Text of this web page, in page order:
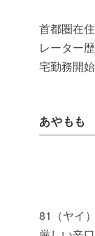
首都圏在
レーター
宅勤務開始
あやもも
81（ヤイ